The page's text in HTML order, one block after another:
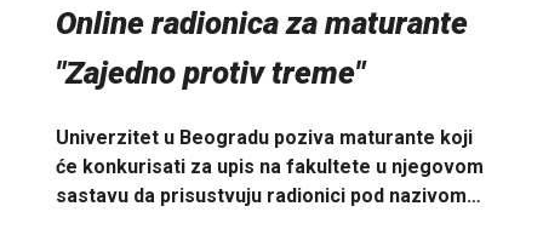
Online radionica za maturante
"Zajedno protiv treme"
Univerzitet u Beogradu poziva maturante koji
će konkurisati za upis na fakultete u njegovom
sastavu da prisustvuju radionici pod nazivom…